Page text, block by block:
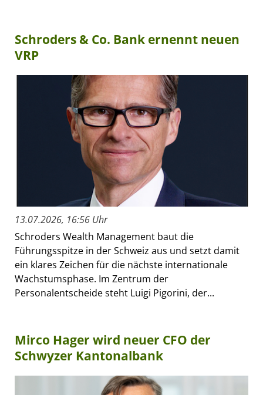
Schroders & Co. Bank ernennt neuen
VRP
13.07.2026, 16:56 Uhr
Schroders Wealth Management baut die
Führungsspitze in der Schweiz aus und setzt damit
ein klares Zeichen für die nächste internationale
Wachstumsphase. Im Zentrum der
Personalentscheide steht Luigi Pigorini, der...
Mirco Hager wird neuer CFO der
Schwyzer Kantonalbank